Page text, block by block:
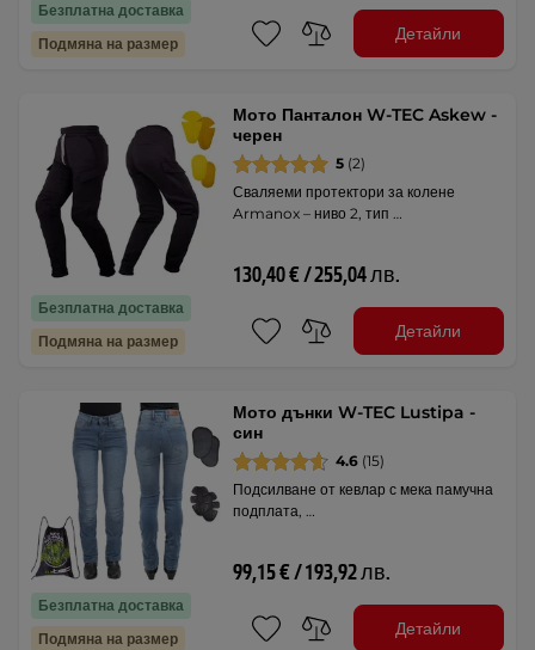
Безплатна доставка
Подмяна на размер
Детайли
Безплатна доставка
Подмяна на размер
Мото Панталон W-TEC Askew -
черен
5 (2)
Сваляеми протектори за колене
Armanox – ниво 2, тип …
130,40 € / 255,04 лв.
Детайли
Безплатна доставка
Подмяна на размер
Мото дънки W-TEC Lustipa -
син
4.6 (15)
Подсилване от кевлар с мека памучна
подплата, …
99,15 € / 193,92 лв.
Детайли